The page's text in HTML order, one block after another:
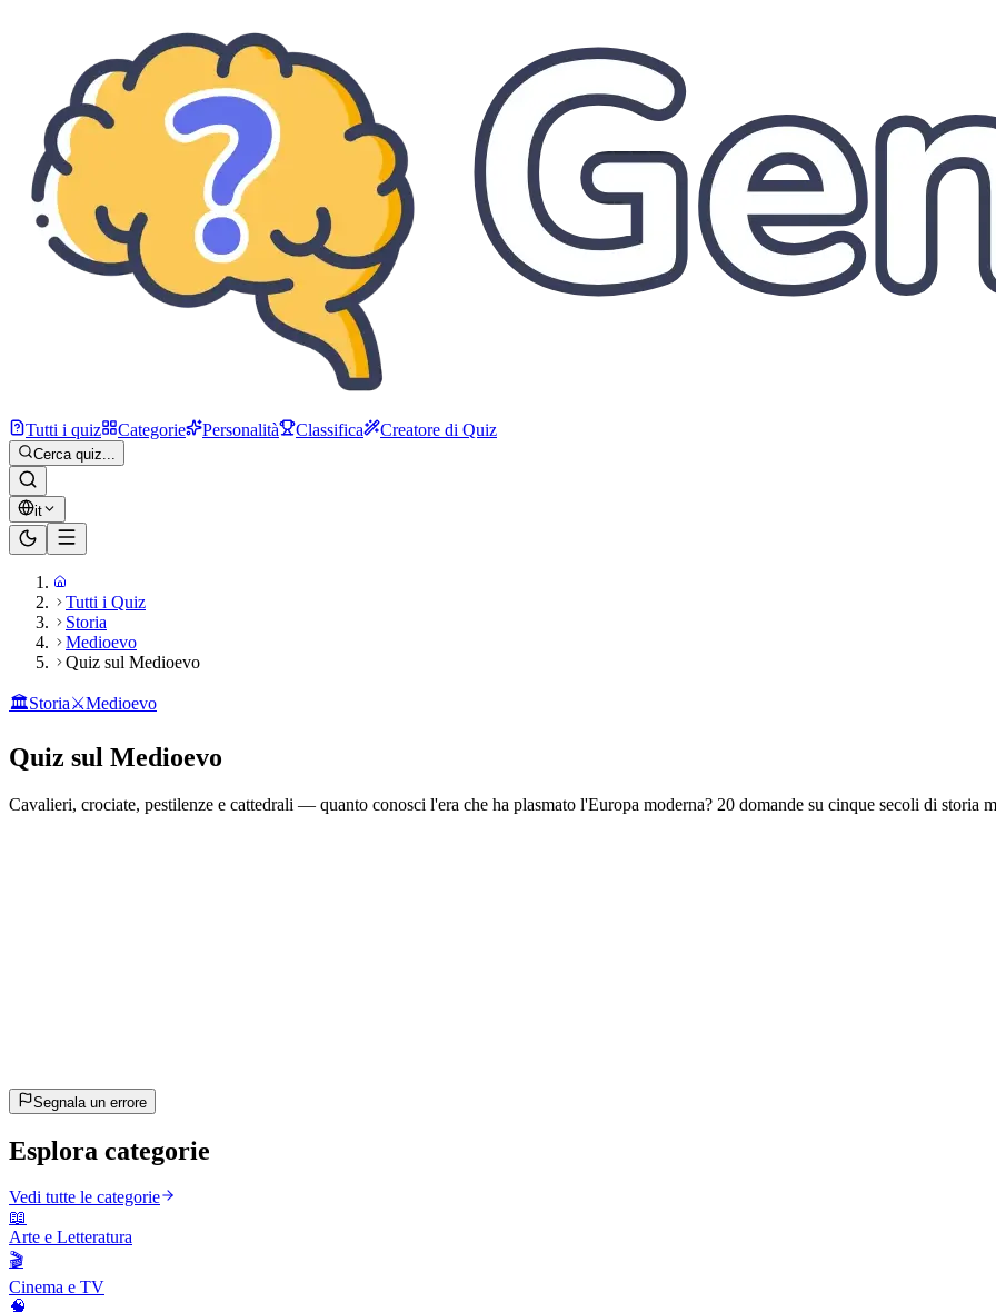
Tutti i quiz Categorie Personalità Classifica Creatore di Quiz
Cerca quiz...
it
Tutti i Quiz
Storia
Medioevo
Quiz sul Medioevo
🏛️Storia⚔️Medioevo
Quiz sul Medioevo
Cavalieri, crociate, pestilenze e cattedrali — quanto conosci l'era che ha plasmato l'Europa moderna? 20 domande su cinque secoli di storia
Segnala un errore
Esplora categorie
Vedi tutte le categorie
📖
Arte e Letteratura
🎬
Cinema e TV
🧠